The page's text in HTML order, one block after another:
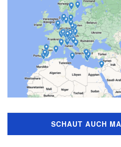
SCHAUT AUCH